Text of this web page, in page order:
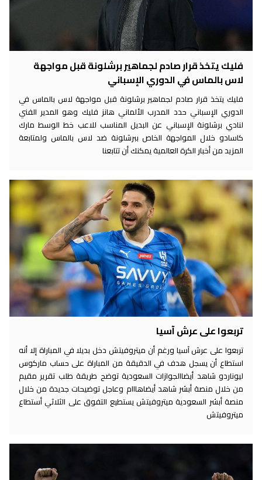
فليك يتخذ قرار صادم لجماهير برشلونة قبل مواجهة
لاس بالماس في الدوري الإسباني
فليك يتخذ قرار صادم لجماهير برشلونة قبل مواجهة لاس بالماس في
الدوري الإسباني حدد المدرب الألماني هانز فليك وهو المدير الفني
لنادي برشلونة الإسباني عن البديل المناسب للاعب خط الوسط مارك
كاسادو خلال المواجهة الخاص ببرشلونة ضد لاس بالماس ولمتابعة
المزيد من أخبار الكرة العالمية يمكنك أن تتابعنا
تربعوا على عرش آسيا
تربعوا على عرش آسيا ورغم أن ميتروفيتش دخل بديلا في المباراة إلا أنه
استطاع أن يسجل هدف في الدقيقة من المباراة على حساب ماركوس
ليوناردو شاهد أيضاالجوازات السعودية توضح طريقة طلب تقرير مقيم
من خلال منصة أبشر شاهد أيضاهااام وعاجل توضيحات جديدة من خلال
منصة أبشر السعودية ميتروفيتش يستطيع التفوق على الثلاثي أستطاع
ميتروفيتش